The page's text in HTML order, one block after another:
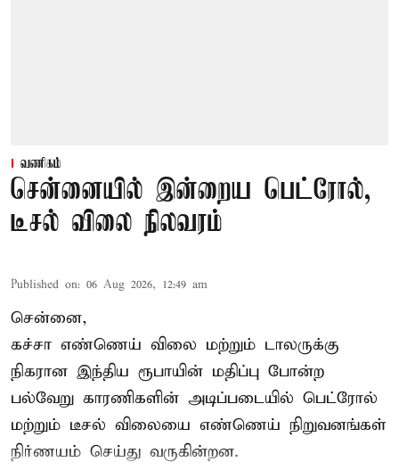
வணிகம்
சென்னையில் இன்றைய பெட்ரோல்,
டீசல் விலை நிலவரம்
Published on: 06 Aug 2026, 12:49 am
சென்னை,
கச்சா எண்ணெய் விலை மற்றும் டாலருக்கு
நிகரான இந்திய ரூபாயின் மதிப்பு போன்ற
பல்வேறு காரணிகளின் அடிப்படையில் பெட்ரோல்
மற்றும் டீசல் விலையை எண்ணெய் நிறுவனங்கள்
நிர்ணயம் செய்து வருகின்றன.